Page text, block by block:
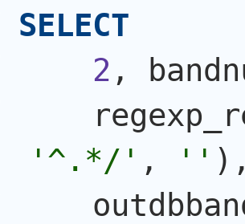
SELECT
2 ,
'^.*/' , '' )